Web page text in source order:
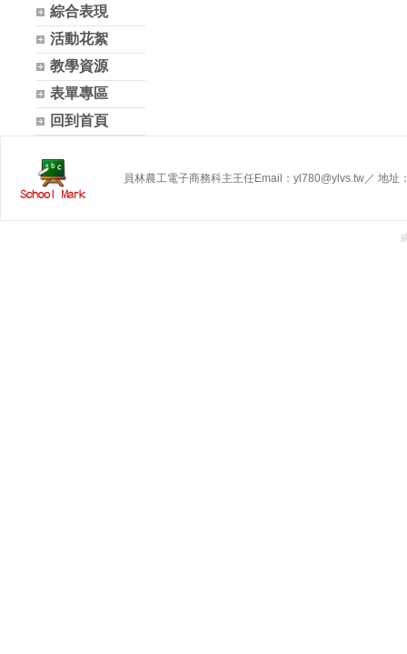
綜合表現
活動花絮
教學資源
表單專區
回到首頁
員林農工電子商務科主王任Email：yl780@ylvs.tw／ 地